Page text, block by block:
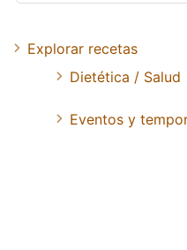
Explorar recetas
Dietética / Salud
Eventos y